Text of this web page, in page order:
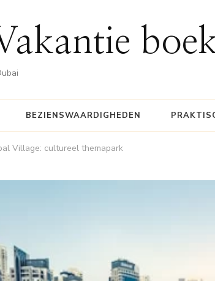
BEZIENSWAARDIGHEDEN
Village: cultureel themapark